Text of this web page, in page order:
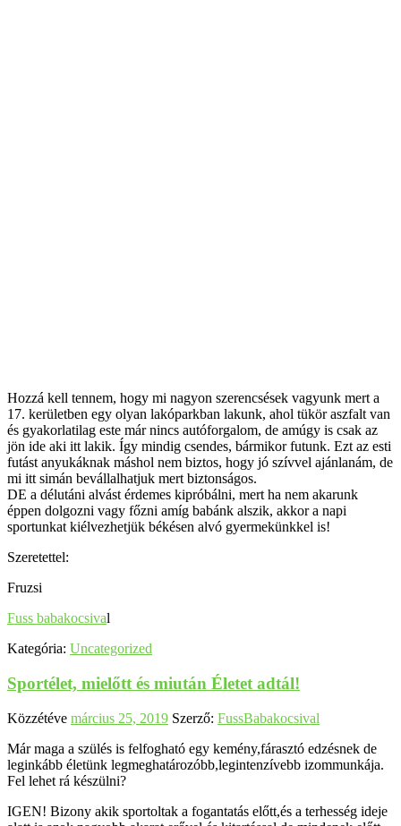
Hozzá kell tennem, hogy mi nagyon szerencsések vagyunk mert a
17. kerületben egy olyan lakóparkban lakunk, ahol tükör aszfalt van
és gyakorlatilag este már nincs autóforgalom, de amúgy is csak az
jön ide aki itt lakik. Így mindig csendes, bármikor futunk. Ezt az esti
futást anyukáknak máshol nem biztos, hogy jó szívvel ajánlanám, de
mi itt simán bevállalhatjuk mert biztonságos.
DE a délutáni alvást érdemes kipróbálni, mert ha nem akarunk
éppen dolgozni vagy főzni amíg babánk alszik, akkor a napi
sportunkat kiélvezhetjük békésen alvó gyermekünkkel is!
Szeretettel:
Fruzsi
Fuss babakocsival
Kategória: Uncategorized
Sportélet, mielőtt és miután Életet adtál!
Közzétéve március 25, 2019 Szerző: FussBabakocsival
Már maga a szülés is felfogható egy kemény,fárasztó edzésnek de
leginkább életünk legmeghatározóbb,legintenzívebb izommunkája.
Fel lehet rá készülni?
IGEN! Bizony akik sportoltak a fogantatás előtt,és a terhesség ideje